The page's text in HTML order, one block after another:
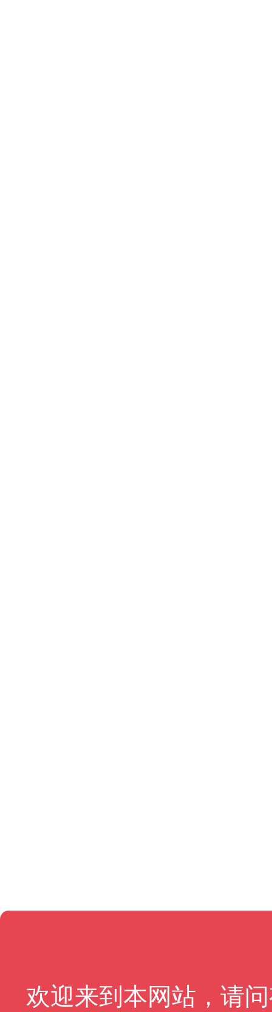
欢迎来到本网站，请